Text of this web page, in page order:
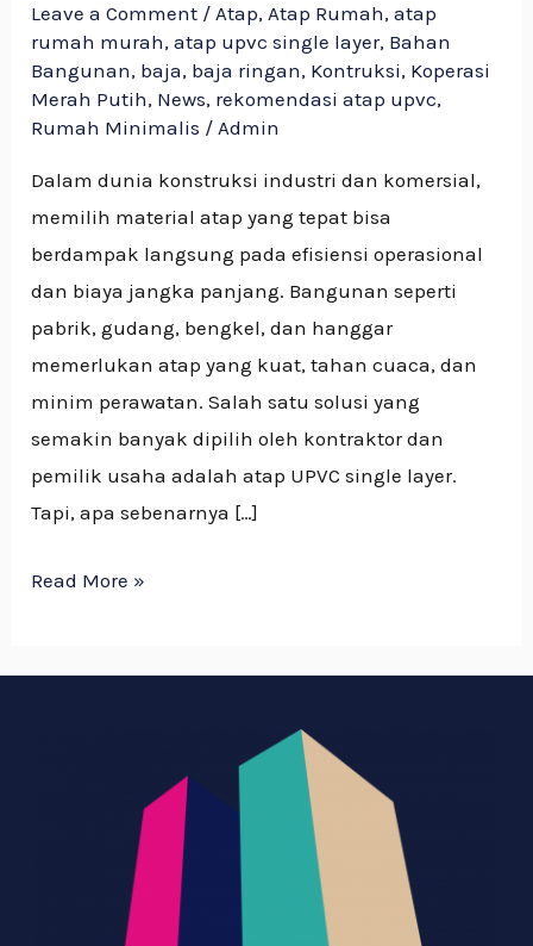
Leave a Comment /Atap,Atap Rumah,atap
rumah murah,atap upvc single layer, Bahan
Bangunan, baja, baja ringan, Kontruksi, Koperasi
Merah Putih, News, rekomendasi atap upvc,
Rumah Minimalis /Admin
Dalam dunia konstruksi industri dan komersial,
memilih material atap yang tepat bisa
berdampak langsung pada efisiensi operasional
dan biaya jangka panjang. Bangunan seperti
pabrik, gudang, bengkel, dan hanggar
memerlukan atap yang kuat, tahan cuaca, dan
minim perawatan. Salah satu solusi yang
semakin banyak dipilih oleh kontraktor dan
pemilik usaha adalah atap UPVC single layer.
Tapi, apa sebenarnya […]
Read More »